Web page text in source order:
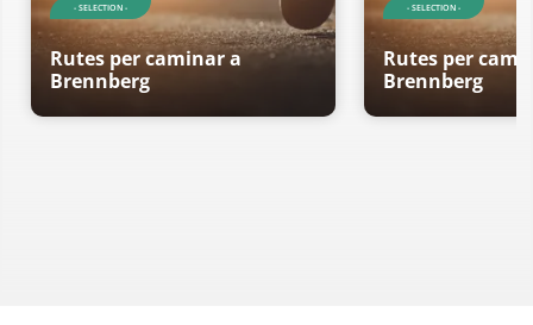
- SELECTION -
Rutes per caminar a
Brennberg
- SELECTION -
Rutes per
Brennberg